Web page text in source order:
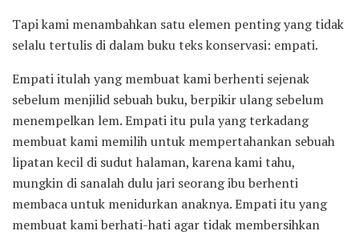
Tapi kami menambahkan satu elemen penting yang tidak
selalu tertulis di dalam buku teks konservasi: empati.
Empati itulah yang membuat kami berhenti sejenak
sebelum menjilid sebuah buku, berpikir ulang sebelum
menempelkan lem. Empati itu pula yang terkadang
membuat kami memilih untuk mempertahankan sebuah
lipatan kecil di sudut halaman, karena kami tahu,
mungkin di sanalah dulu jari seorang ibu berhenti
membaca untuk menidurkan anaknya. Empati itu yang
membuat kami berhati-hati agar tidak membersihkan